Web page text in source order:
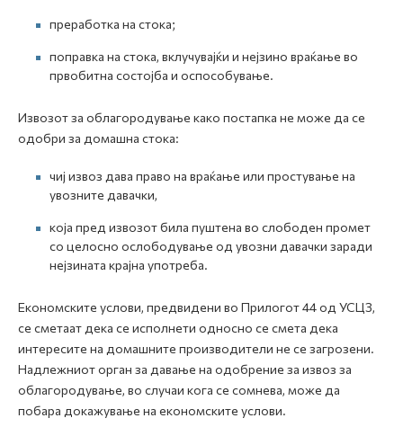
преработка на стока;
поправка на стока, вклучувајќи и нејзино враќање во
првобитна состојба и оспособување.
Извозот за облагородување како постапка не може да се
одобри за домашна стока:
чиј извоз дава право на враќање или простување на
увозните давачки,
која пред извозот била пуштена во слободен промет
со целосно ослободување од увозни давачки заради
нејзината крајна употреба.
Економските услови, предвидени во Прилогот 44 од УСЦЗ,
се сметаат дека се исполнети односно се смета дека
интересите на домашните производители не се загрозени.
Надлежниот орган за давање на одобрение за извоз за
облагородување, во случаи кога се сомнева, може да
побара докажување на економските услови.